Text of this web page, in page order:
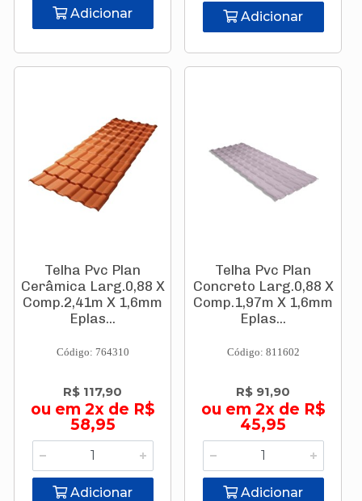
Adicionar Adicionar
Telha Pvc Plan
Cerâmica Larg.0,88 X
Comp.2,41m X 1,6mm
Eplas...
Código: 764310
R$ 117,90
ou em 2x de R$
58,95
Adicionar
Telha Pvc Plan
Concreto Larg.0,88 X
Comp.1,97m X 1,6mm
Eplas...
Código: 811602
R$ 91,90
ou em 2x de R$
45,95
Adicionar